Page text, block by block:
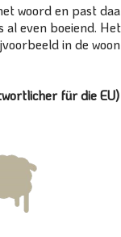
woord en past
even boeiend.
in de
für die EU)